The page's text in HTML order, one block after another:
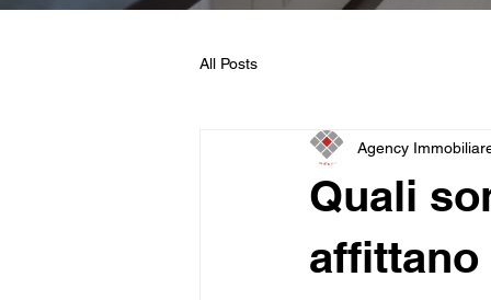
All Posts
Quali
affittano
Agency